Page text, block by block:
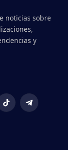
noticias sobre
y
TikTok Telegram